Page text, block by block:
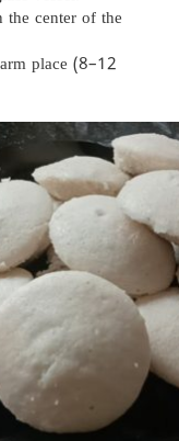
the center of the
place (8–12